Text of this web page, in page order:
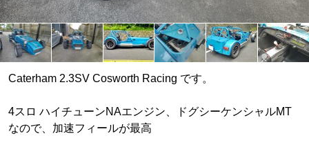
Caterham 2.3SV Cosworth Racing です。
4スロ ハイチューンNAエンジン、ドグシーケンシャルMT
なので、加速フィールが最高